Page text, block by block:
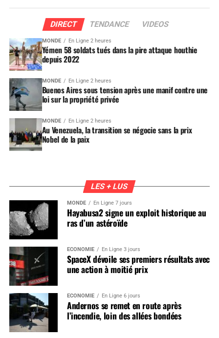
DIRECT TENDANCE VIDEOS
MONDE En Ligne 2 heures
Yémen 58 soldats tués dans la pire attaque houthie
depuis 2022
MONDE En Ligne 2 heures
Buenos Aires sous tension après une manif contre une
loi sur la propriété privée
MONDE En Ligne 2 heures
Au Venezuela, la transition se négocie sans la prix
Nobel de la paix
LES + LUS
MONDE En Ligne 7 jours
Hayabusa2 signe un exploit historique au
ras d’un astéroïde
ÉCONOMIE En Ligne 3 jours
SpaceX dévoile ses premiers résultats avec
une action à moitié prix
ÉCONOMIE En Ligne 6 jours
Andernos se remet en route après
l’incendie, loin des allées bondées